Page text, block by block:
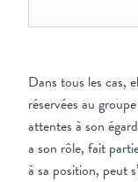
Dans tous les cas,
réservées au
attentes à son
a son rôle, fait
à sa position, peut